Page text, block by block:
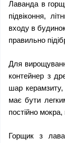
Лаванда в
підвіконня,
входу в
правильно
Для
контейнер з
шар керамзиту,
має бути
постійно
Горщик з